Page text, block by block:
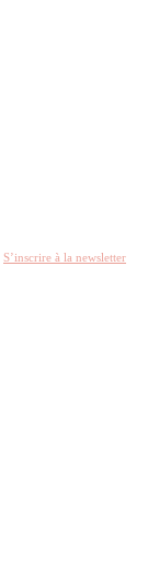
S’inscrire à la newsletter